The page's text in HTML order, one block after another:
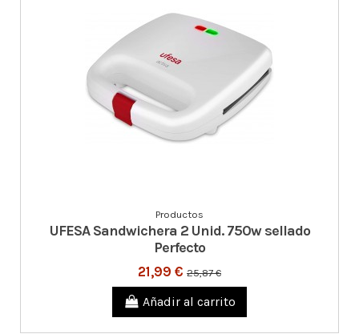
Productos
UFESA Sandwichera 2 Unid. 750w sellado
Perfecto
21,99 € 25,87 €
Añadir al carrito